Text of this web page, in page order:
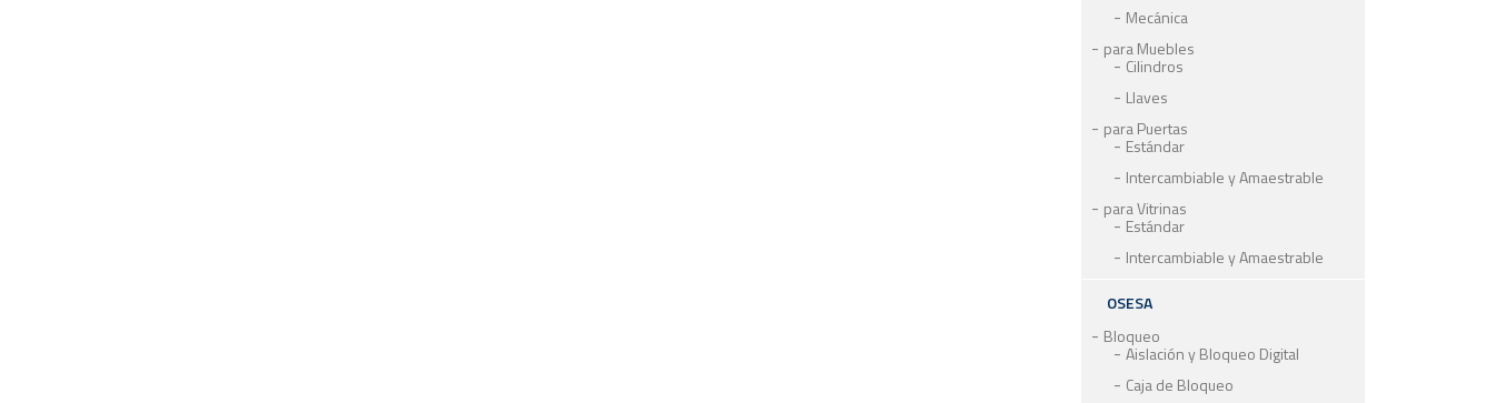
Mecánica
para Muebles
Cilindros
Llaves
para Puertas
Estándar
Intercambiable y Amaestrable
para Vitrinas
Estándar
Intercambiable y Amaestrable
OSESA
Bloqueo
Aislación y Bloqueo Digital
Caja de Bloqueo